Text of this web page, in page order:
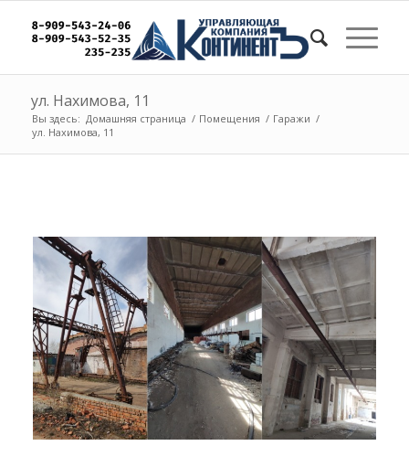
ул. Нахимова, 11
Вы здесь: Домашняя страница / Помещения / Гаражи /
ул. Нахимова, 11